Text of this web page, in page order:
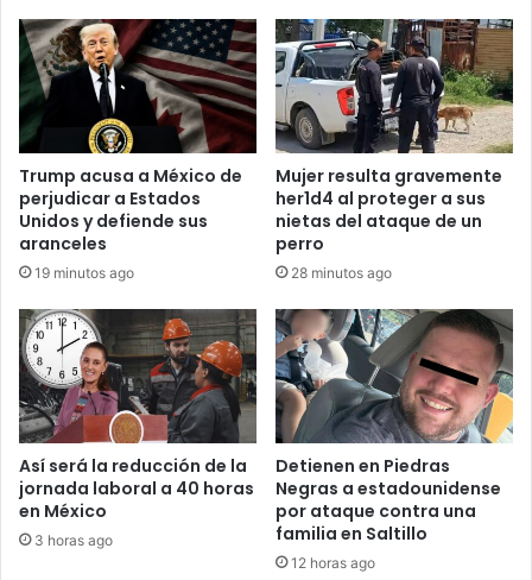
Trump acusa a México de
perjudicar a Estados
Unidos y defiende sus
aranceles
19 minutos ago
Mujer resulta gravemente
her1d4 al proteger a sus
nietas del ataque de un
perro
28 minutos ago
Así será la reducción de la
jornada laboral a 40 horas
en México
3 horas ago
Detienen en Piedras
Negras a estadounidense
por ataque contra una
familia en Saltillo
12 horas ago